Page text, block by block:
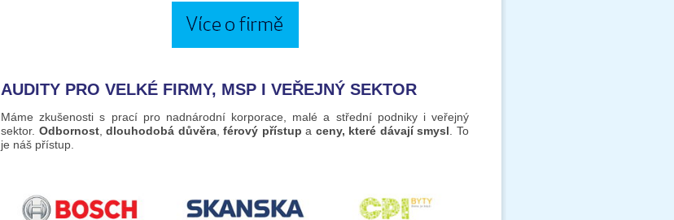
AUDITY PRO VELKÉ FIRMY, MSP I VEŘEJNÝ SEKTOR
Máme zkušenosti s prací pro nadnárodní korporace, malé a střední podniky i veřejný
sektor. Odbornost,dlouhodobá důvěra,férový přístup a ceny, které dávají smysl . To
je náš přístup.